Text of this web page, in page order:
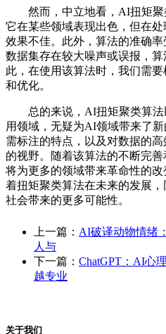
然而，中立地看，AI扭矩聚
它在某些领域表现出色，但在
效果不佳。此外，算法的准确
数据集存在较大噪声或误报，
此，在使用该算法时，我们需
和优化。
总的来说，AI扭矩聚类算法
用领域，无疑为AI领域带来了
需标注的特点，以及对数据的
的视野。随着该算法的不断完
将为更多的领域带来革命性的
着扭矩聚类算法在未来的发展
社会带来的更多可能性。
上一篇： AI破译动物情绪
人与
下一篇： ChatGPT：AI心
越专业
关于我们